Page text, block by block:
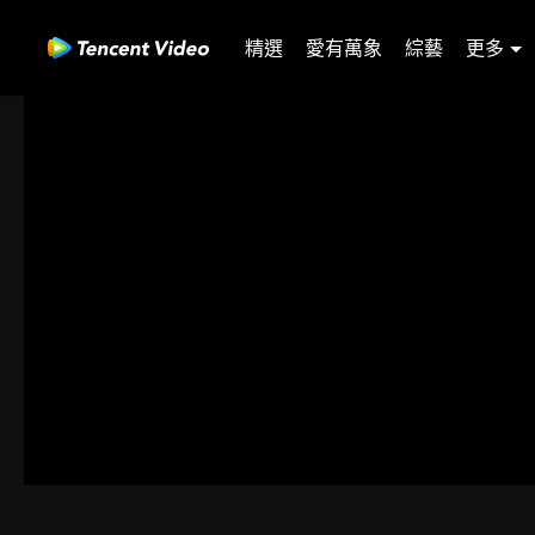
精選 愛有萬象 綜藝 更多